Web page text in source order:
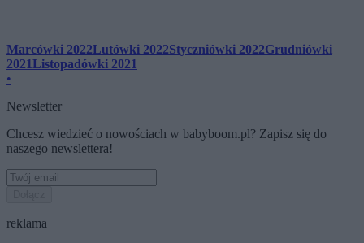
Marcówki 2022Lutówki 2022Styczniówki 2022Grudniówki
2021Listopadówki 2021
•
Newsletter
Chcesz wiedzieć o nowościach w babyboom.pl? Zapisz się do
naszego newslettera!
reklama